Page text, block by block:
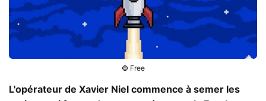
© Free
L'opérateur de Xavier Niel commence à semer les